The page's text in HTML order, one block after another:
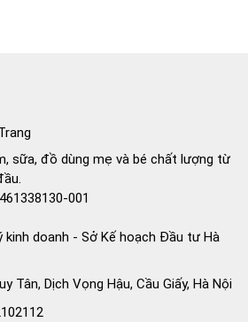
sữa, đồ dùng mẹ và bé chất lượng từ
001
kinh doanh - Sở Kế hoạch Đầu tư Hà
Tân, Dịch Vọng Hậu, Cầu Giấy, Hà Nội